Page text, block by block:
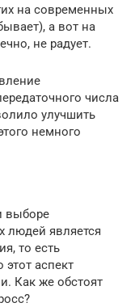
на современных
а вот на
не радует.
числа
улучшить
немного
выборе
людей является
то есть
аспект
Как же обстоят